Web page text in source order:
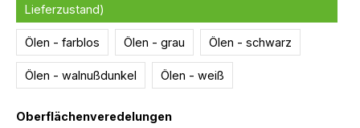
Lieferzustand)
Ölen - farblos Ölen - grau Ölen - schwarz
Ölen - walnußdunkel Ölen - weiß
Oberflächenveredelungenauswählen